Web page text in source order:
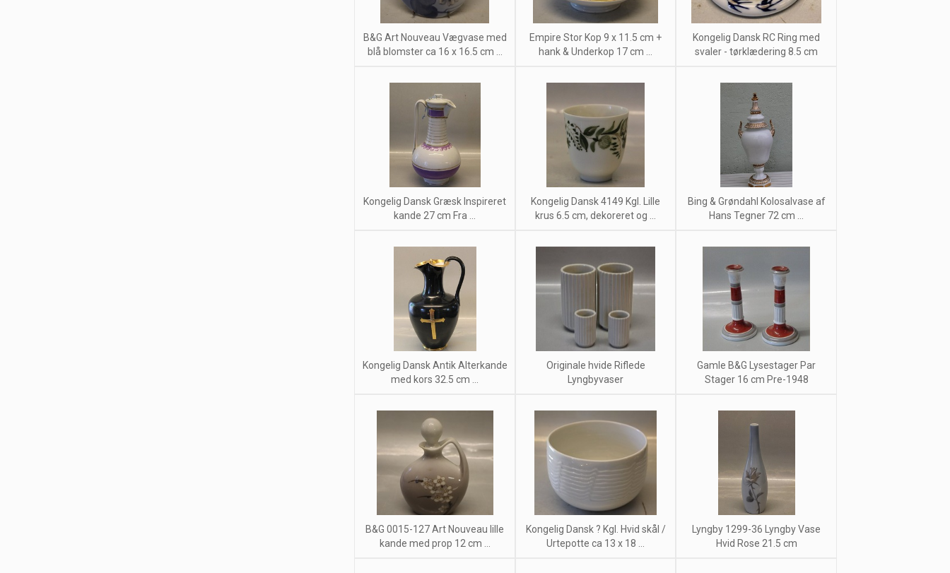
B&G Art Nouveau Vægvase med
blå blomster ca 16 x 16.5 cm ...
Empire Stor Kop 9 x 11.5 cm +
hank & Underkop 17 cm ...
Kongelig Dansk RC Ring med
svaler - tørklædering 8.5 cm
Kongelig Dansk Græsk Inspireret
kande 27 cm Fra ...
Kongelig Dansk 4149 Kgl. Lille
krus 6.5 cm, dekoreret og ...
Bing & Grøndahl Kolosalvase af
Hans Tegner 72 cm ...
Kongelig Dansk Antik Alterkande
med kors 32.5 cm ...
Originale hvide Riflede
Lyngbyvaser
Gamle B&G Lysestager Par
Stager 16 cm Pre-1948
B&G 0015-127 Art Nouveau lille
kande med prop 12 cm ...
Kongelig Dansk ? Kgl. Hvid skål /
Urtepotte ca 13 x 18 ...
Lyngby 1299-36 Lyngby Vase
Hvid Rose 21.5 cm